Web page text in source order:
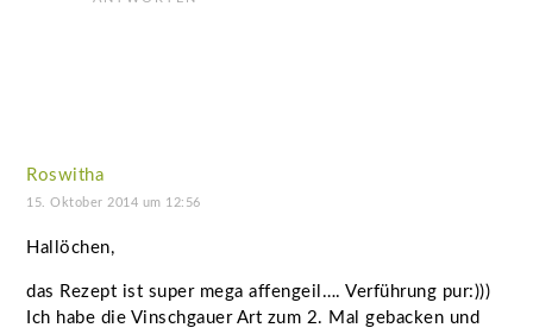
Roswitha
15. Oktober 2014 um 12:56
Hallöchen,
das Rezept ist super mega affengeil…. Verführung pur:)))
Ich habe die Vinschgauer Art zum 2. Mal gebacken und